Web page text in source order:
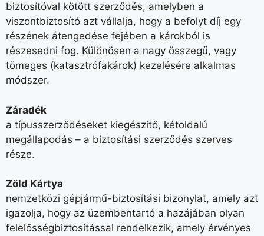
biztosítóval kötött szerződés, amelyben a
viszontbiztosító azt vállalja, hogy a befolyt díj egy
részének átengedése fejében a károkból is
részesedni fog. Különösen a nagy összegű, vagy
tömeges (katasztrófakárok) kezelésére alkalmas
módszer.
Záradék
a típusszerződéseket kiegészítő, kétoldalú
megállapodás – a biztosítási szerződés szerves
része.
Zöld Kártya
nemzetközi gépjármű-biztosítási bizonylat, amely azt
igazolja, hogy az üzembentartó a hazájában olyan
felelősségbiztosítással rendelkezik, amely érvényes